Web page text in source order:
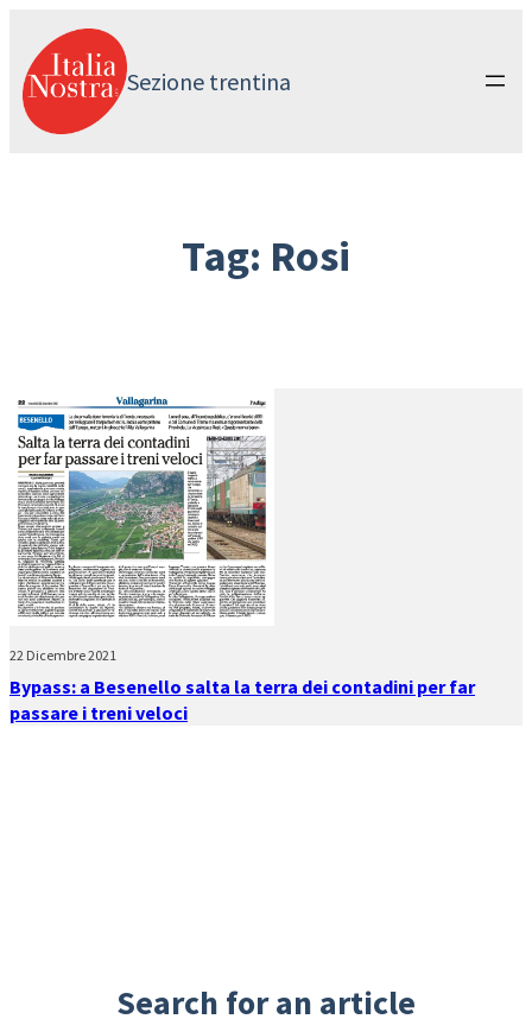
contenuto
Sezione trentina
Tag: Rosi
22 Dicembre 2021
Bypass: a Besenello salta la terra dei contadini per far
passare i treni veloci
Search for an article